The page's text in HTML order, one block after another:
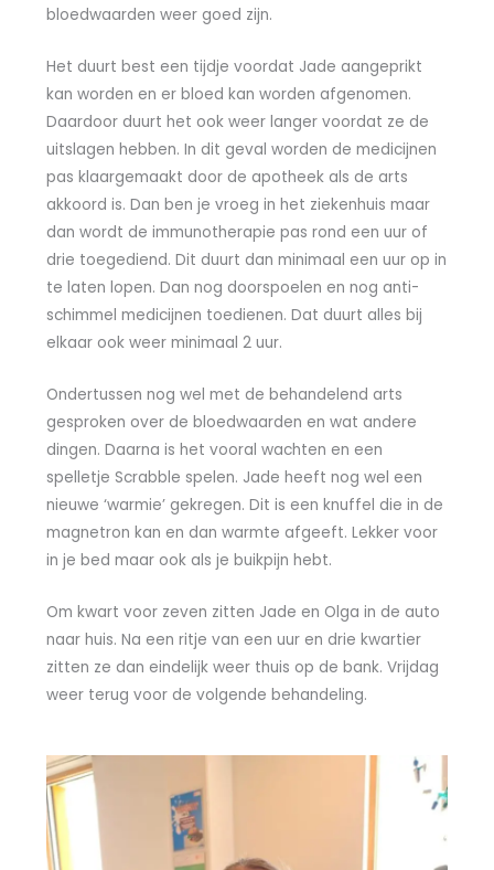
bloedwaarden weer goed zijn.
Het duurt best een tijdje voordat Jade aangeprikt
kan worden en er bloed kan worden afgenomen.
Daardoor duurt het ook weer langer voordat ze de
uitslagen hebben. In dit geval worden de medicijnen
pas klaargemaakt door de apotheek als de arts
akkoord is. Dan ben je vroeg in het ziekenhuis maar
dan wordt de immunotherapie pas rond een uur of
drie toegediend. Dit duurt dan minimaal een uur op in
te laten lopen. Dan nog doorspoelen en nog anti-
schimmel medicijnen toedienen. Dat duurt alles bij
elkaar ook weer minimaal 2 uur.
Ondertussen nog wel met de behandelend arts
gesproken over de bloedwaarden en wat andere
dingen. Daarna is het vooral wachten en een
spelletje Scrabble spelen. Jade heeft nog wel een
nieuwe ‘warmie’ gekregen. Dit is een knuffel die in de
magnetron kan en dan warmte afgeeft. Lekker voor
in je bed maar ook als je buikpijn hebt.
Om kwart voor zeven zitten Jade en Olga in de auto
naar huis. Na een ritje van een uur en drie kwartier
zitten ze dan eindelijk weer thuis op de bank. Vrijdag
weer terug voor de volgende behandeling.